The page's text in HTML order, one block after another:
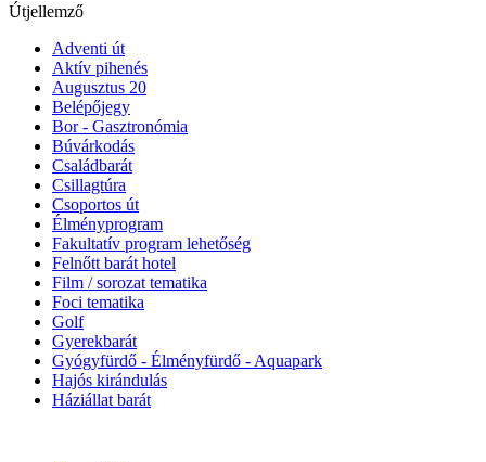
Útjellemző
Adventi út
Aktív pihenés
Augusztus 20
Belépőjegy
Bor - Gasztronómia
Búvárkodás
Családbarát
Csillagtúra
Csoportos út
Élményprogram
Fakultatív program lehetőség
Felnőtt barát hotel
Film / sorozat tematika
Foci tematika
Golf
Gyerekbarát
Gyógyfürdő - Élményfürdő - Aquapark
Hajós kirándulás
Háziállat barát